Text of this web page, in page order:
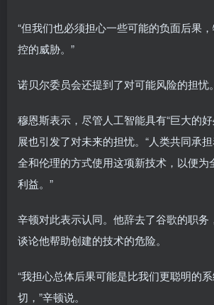
“但我们也必须担心一些可能的负面后果
控的威胁。”
诺贝尔委员会还提到了对可能风险的担忧。
穆恩斯表示，尽管人工智能具有“巨大的
展也引发了对未来的担忧。“人类共同承
全和伦理的方式使用这项新技术，以便为
利益。”
辛顿对此表示认同。他辞去了谷歌的职务
谈论他帮助创建的技术的危险。
“我担心总体后果可能是比我们更聪明的
切，”辛顿说。